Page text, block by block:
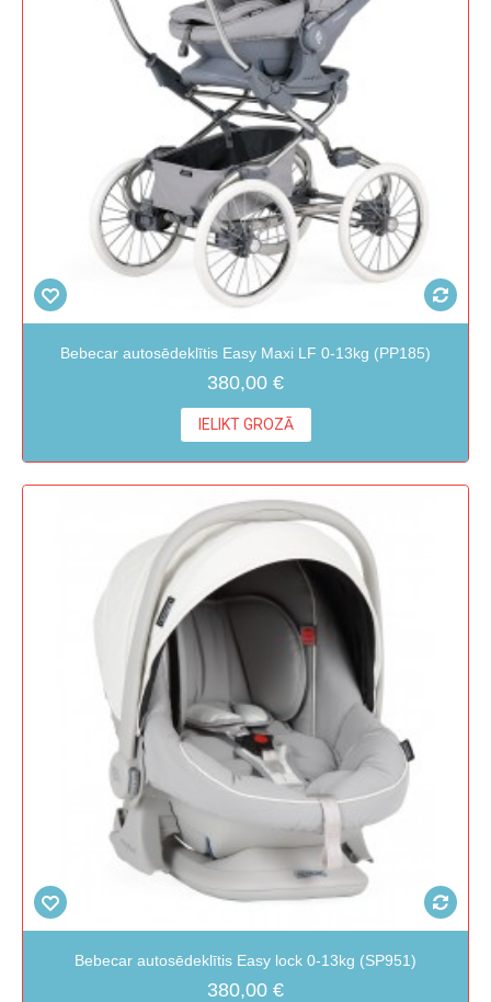
Bebecar autosēdeklītis Easy Maxi LF 0-13kg (PP185)
380,00 €
IELIKT GROZĀ
Bebecar autosēdeklītis Easy lock 0-13kg (SP951)
380,00 €